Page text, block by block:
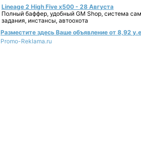
Lineage 2 High Five x500 - 28 Августа
Полный баффер, удобный GM Shop, система
задания, инстансы, автоохота
Разместите здесь Ваше объявление от 8,92
Promo-Reklama.ru